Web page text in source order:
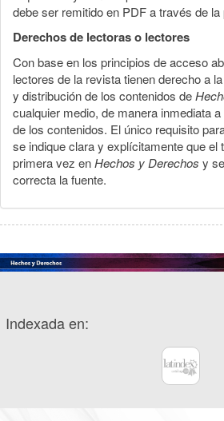
debe ser remitido en PDF a través de
Derechos de lectoras o lectores
Con base en los principios de acceso
lectores de la revista tienen derecho a
y distribución de los contenidos de
cualquier medio, de manera inmediata
de los contenidos. El único requisito
se indique clara y explícitamente que el
primera vez enHechos y Derechos y
correcta la fuente.
Indexada en: